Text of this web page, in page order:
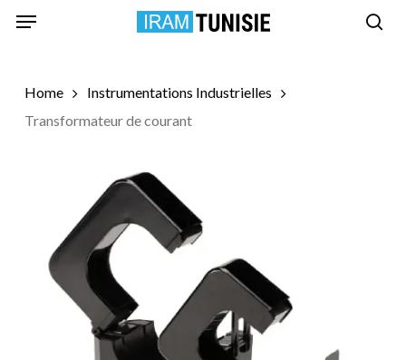
Menu
Home
Instrumentations Industrielles
Transformateur de courant